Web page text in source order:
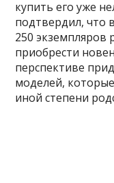
купить его уже
подтвердил, что
250
приобрести
перспективе
моделей,
иной степени